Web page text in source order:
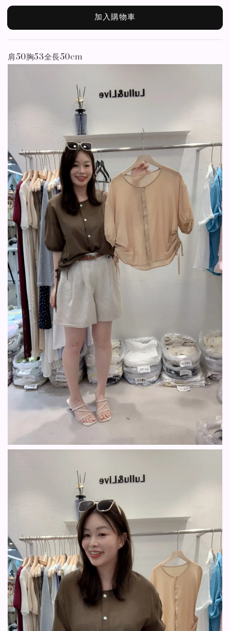
加入購物車
肩50胸53全長50cm